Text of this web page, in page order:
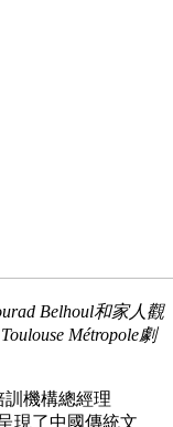
Belhoul和家人觀
Métropole劇
機構總經理
現了中國傳統文